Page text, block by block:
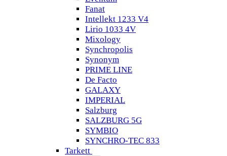
Fanat
Intellekt 1233 V4
Lirio 1033 4V
Mixology
Synchropolis
Synonym
PRIME LINE
De Facto
GALAXY
IMPERIAL
Salzburg
SALZBURG 5G
SYMBIO
SYNCHRO-TEC 833
Tarkett